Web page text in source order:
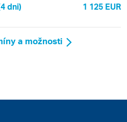
dni) 1 125 EUR
a možnosti